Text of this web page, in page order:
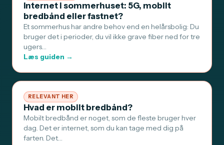
Internet i sommerhuset: 5G, mobilt
bredbånd eller fastnet?
Et sommerhus har andre behov end en helårsbolig: Du
bruger det i perioder, du vil ikke grave fiber ned for tre
ugers…
Læs guiden →
RELEVANT HER
Hvad er mobilt bredbånd?
Mobilt bredbånd er noget, som de fleste bruger hver
dag. Det er internet, som du kan tage med dig på
farten. Det…